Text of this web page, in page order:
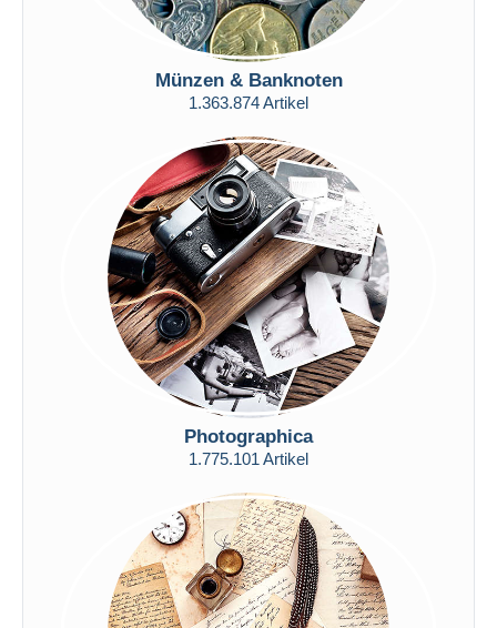
Münzen & Banknoten
1.363.874 Artikel
Photographica
1.775.101 Artikel